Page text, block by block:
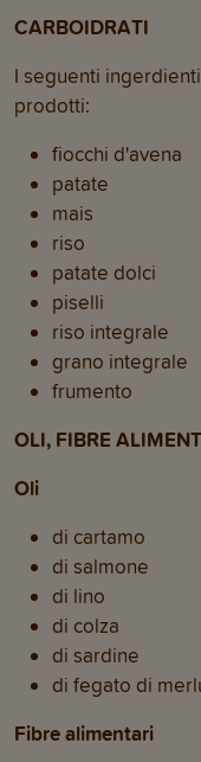
CARBOIDRATI
I seguenti
prodotti:
fiocchi d'avena
patate
mais
riso
patate dolci
piselli
riso integrale
grano integrale
frumento
OLI, FIBRE
Oli
di cartamo
di salmone
di lino
di colza
di sardine
di fegato di
Fibre alimentari